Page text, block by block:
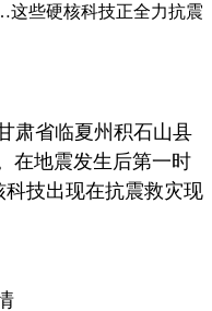
些硬核科技正全力抗震
肃省临夏州积石山县
在地震发生后第一时
技出现在抗震救灾现